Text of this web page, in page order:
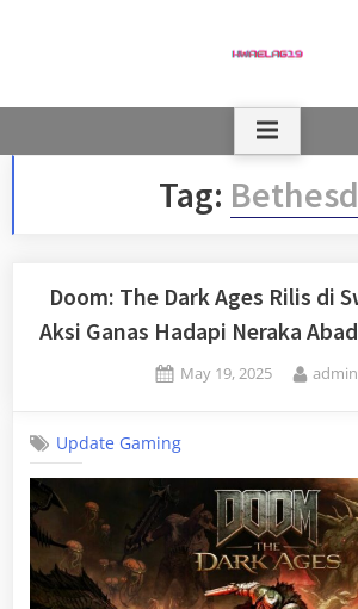
Tag:
Doom: The Dark Ages Rilis di
Aksi Ganas Hadapi Neraka
Posted
May 19, 2025 By
admin
Update Gaming